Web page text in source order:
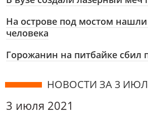
На острове под мостом
человека
Горожанин на питбайке сбил
НОВОСТИ ЗА 3
3 июля 2021